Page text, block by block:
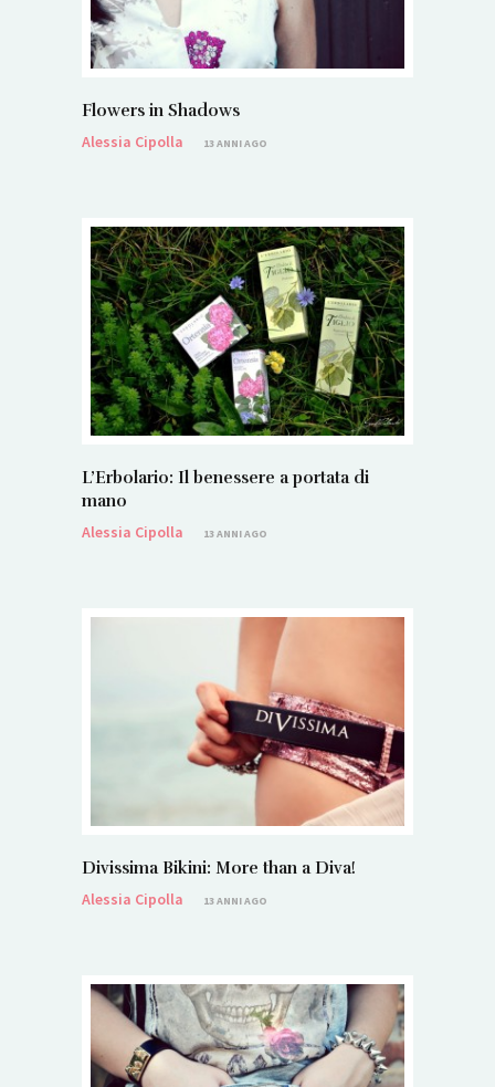
Flowers in Shadows
Alessia Cipolla
13 ANNI AGO
L’Erbolario: Il benessere a portata di
mano
Alessia Cipolla
13 ANNI AGO
Divissima Bikini: More than a Diva!
Alessia Cipolla
13 ANNI AGO